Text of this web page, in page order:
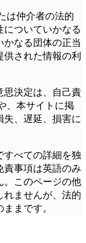
は仲介者の法的
ついていかなる
なる団体の正当
供された情報の利
思決定は、自己責
、本サイトに掲
失、遅延、損害に
すべての詳細を独
責事項は英語のみ
。このページの他
れませんが、法的
まです。